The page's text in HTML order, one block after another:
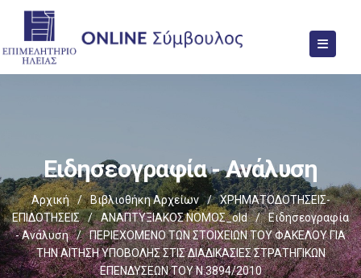
Ειδησεογραφία - Ανάλυση
Αρχική / Βιβλιοθήκη Αρχείων /
ΧΡΗΜΑΤΟΔΟΤΗΣΕΙΣ-
ΕΠΙΔΟΤΗΣΕΙΣ
/ ΑΝΑΠΤΥΞΙΑΚΟΣ ΝΟΜΟΣ_old /
Ειδησεογραφία
- Ανάλυση
/
ΠΕΡΙΕΧΟΜΕΝΟ ΤΩΝ ΣΤΟΙΧΕΙΩΝ ΤΟΥ ΦΑΚΕΛΟΥ ΓΙΑ
ΤΗΝ ΑΙΤΗΣΗ ΥΠΟΒΟΛΗΣ ΣΤΙΣ ΔΙΑΔΙΚΑΣΙΕΣ ΣΤΡΑΤΗΓΙΚΩΝ
ΕΠΕΝΔΥΣΕΩΝ ΤΟΥ Ν.3894/2010